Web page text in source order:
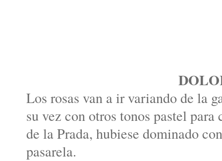
Los rosas van a ir variando de la
su vez con otros tonos pastel
de la Prada, hubiese dominado
pasarela.